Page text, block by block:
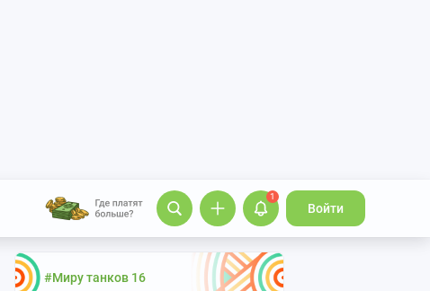
1
Войти
#Миру танков 16